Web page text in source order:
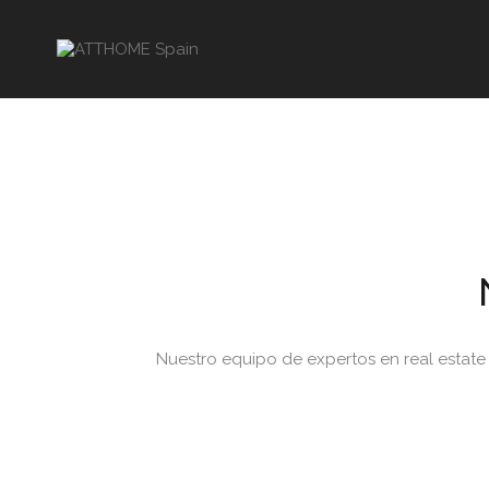
Nuestro equipo de expertos en real